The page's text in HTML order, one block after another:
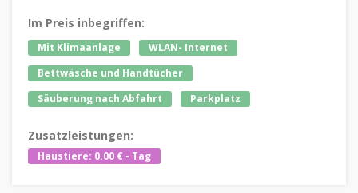
Im Preis inbegriffen:
Mit Klimaanlage
WLAN- Internet
Bettwäsche und Handtücher
Säuberung nach Abfahrt
Parkplatz
Zusatzleistungen:
Haustiere: 0.00 € - Tag